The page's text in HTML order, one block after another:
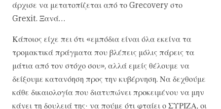
άρχισε να μετατοπίζεται από το Grecovery στο
Grexit. Ξανά…
Κάποιος είχε πει ότι «εμπόδια είναι όλα εκείνα τα
τρομακτικά πράγματα που βλέπεις μόλις πάρεις τα
μάτια από τον στόχο σου», αλλά εμείς θέλουμε να
δείξουμε κατανόηση προς την κυβέρνηση. Να δεχθούμε
κάθε δικαιολογία που διατυπώνει προκειμένου να μην
κάνει τη δουλειά της· να πούμε ότι φταίει ο ΣΥΡΙΖΑ, οι